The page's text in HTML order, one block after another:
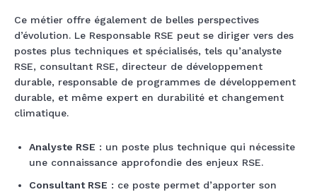
Ce métier offre également de belles perspectives
d’évolution. Le Responsable RSE peut se diriger vers des
postes plus techniques et spécialisés, tels qu’analyste
RSE, consultant RSE, directeur de développement
durable, responsable de programmes de développement
durable, et même expert en durabilité et changement
climatique.
Analyste RSE : un poste plus technique qui nécessite
une connaissance approfondie des enjeux RSE.
Consultant RSE : ce poste permet d’apporter son